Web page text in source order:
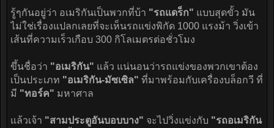
รู้ๆกันอยู่ว่า อเมริกันเป็นพวกที่บ้า "รถแดร็ก" แบบสุดขั้ว มัน
ไม่ใช่เรื่องแปลกเลยที่จะเห็นรถแข่งพิกัด 1000 แรงม้า วิ่งเข้า
เส้นที่ความเร็วเกือบ 300 กิโลเมตรต่อชั่วโมง
ขึ้นชื่อว่า "อเมริกัน" แล้ว แน่นอนว่ารถแข่งของพวกเขาต้อง
เป็นประเภท "อเมริกัน-มัซเซิล" ที่มาพร้อมกับเครื่องบล็อกวี ที่
มี "ทอร์ค" มหาศาล
แล้วเจ้า "สามประตูอันบอบบาง" จะไปวิ่งแข่งกับ "รถอเมริกัน